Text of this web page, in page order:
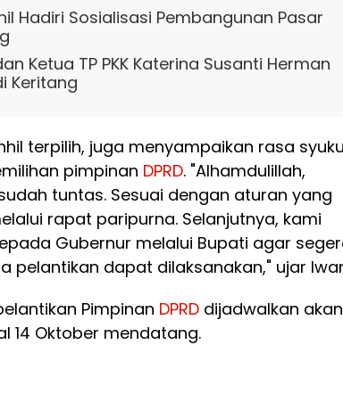
Hadiri Sosialisasi Pembangunan Pasar
Ketua TP PKK Katerina Susanti Herman
Keritang
terpilih, juga menyampaikan rasa
pimpinan DPRD. "Alhamdulillah,
tuntas. Sesuai dengan aturan yang
rapat paripurna. Selanjutnya, kami
Gubernur melalui Bupati agar
pelantikan dapat dilaksanakan," ujar
Pimpinan DPRD dijadwalkan akan
14 Oktober mendatang.